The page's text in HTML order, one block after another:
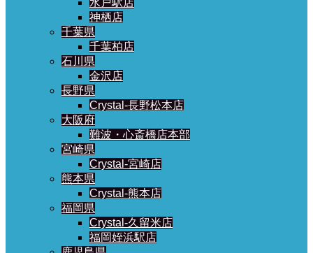
水戸駅店
神栖店
千葉県
千葉柏店
石川県
金沢店
長野県
Crystal-長野松本店
大阪府
難波・心斎橋店本部
宮崎県
Crystal-宮崎店
熊本県
Crystal-熊本店
福岡県
Crystal-久留米店
福岡姪浜駅店